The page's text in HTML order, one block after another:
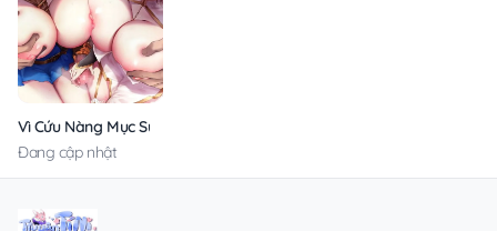
Vì Cứu Nàng Mục Sư Thanh Mai Trúc Mã, Dũng Giả Đã Sa Đoạ Thành
Đang cập nhật